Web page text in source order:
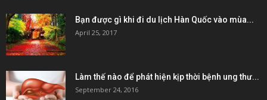
Bạn được gì khi đi du lịch Hàn Quốc vào mùa...
April 25, 2017
Làm thế nào để phát hiện kịp thời bệnh ung thư...
September 24, 2016